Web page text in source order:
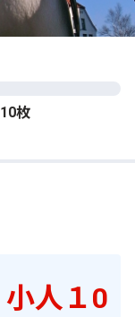
枚
人１0